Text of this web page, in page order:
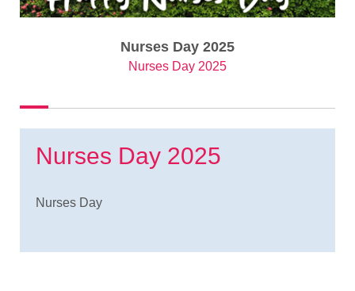
Nurses Day 2025
Nurses Day 2025
Nurses Day 2025
Nurses Day